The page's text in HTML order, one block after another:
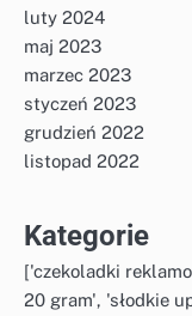
luty 2024
maj 2023
marzec 2023
styczeń 2023
grudzień 2022
listopad 2022
Kategorie
['czekoladki
20 gram', 'słodkie